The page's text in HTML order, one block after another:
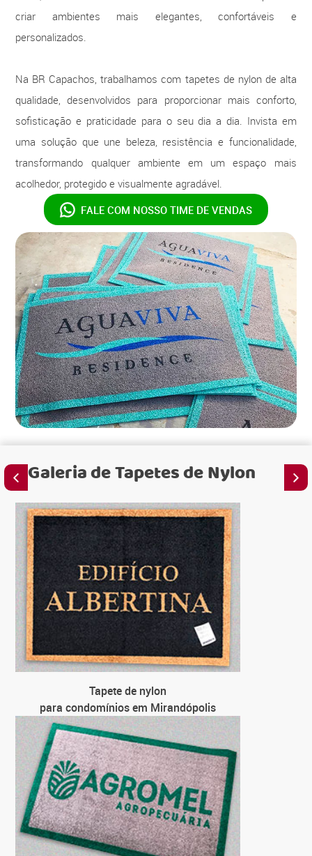
criar ambientes mais elegantes, confortáveis e
personalizados.
Na BR Capachos, trabalhamos com tapetes de nylon de alta
qualidade, desenvolvidos para proporcionar mais conforto,
sofisticação e praticidade para o seu dia a dia. Invista em
uma solução que une beleza, resistência e funcionalidade,
transformando qualquer ambiente em um espaço mais
acolhedor, protegido e visualmente agradável.
FALE COM NOSSO TIME DE VENDAS
Galeria deTapetes de Nylon
Tapete de nylon
para condomínios em Mirandópolis